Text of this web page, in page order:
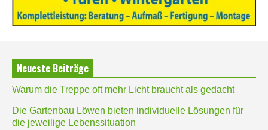
Neueste Beiträge
Warum die Treppe oft mehr Licht braucht als gedacht
Die Gartenbau Löwen bieten individuelle Lösungen für
die jeweilige Lebenssituation